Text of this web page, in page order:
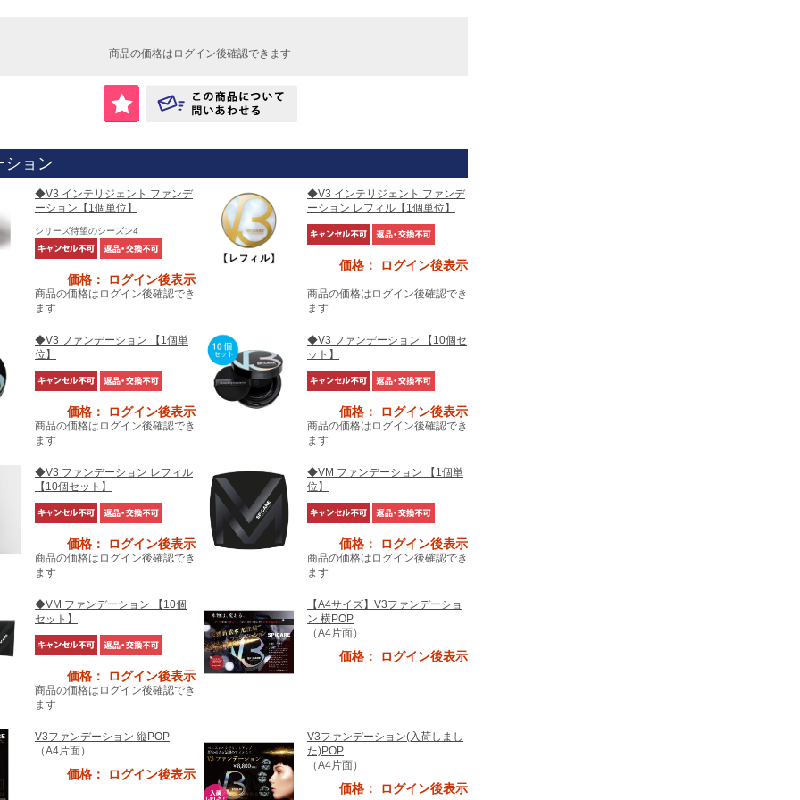
商品の価格はログイン後確認できます
ション
◆V3 インテリジェント ファンデ
ーション【1個単位】
シリーズ待望のシーズン4
価格： ログイン後表示
商品の価格はログイン後確認でき
ます
◆V3 インテリジェント ファンデ
ーション レフィル【1個単位】
価格： ログイン後表示
商品の価格はログイン後確認でき
ます
◆V3 ファンデーション 【1個単
位】
価格： ログイン後表示
商品の価格はログイン後確認でき
ます
◆V3 ファンデーション 【10個セ
ット】
価格： ログイン後表示
商品の価格はログイン後確認でき
ます
◆V3 ファンデーション レフィル
【10個セット】
価格： ログイン後表示
商品の価格はログイン後確認でき
ます
◆VM ファンデーション 【1個単
位】
価格： ログイン後表示
商品の価格はログイン後確認でき
ます
◆VM ファンデーション 【10個
セット】
価格： ログイン後表示
商品の価格はログイン後確認でき
ます
【A4サイズ】V3ファンデーショ
ン 横POP
（A4片面）
価格： ログイン後表示
V3ファンデーション 縦POP
（A4片面）
価格： ログイン後表示
V3ファンデーション(入荷しまし
た)POP
（A4片面）
価格： ログイン後表示